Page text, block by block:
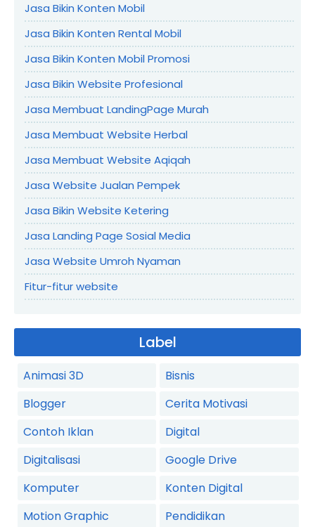
Jasa Bikin Konten Mobil
Jasa Bikin Konten Rental Mobil
Jasa Bikin Konten Mobil Promosi
Jasa Bikin Website Profesional
Jasa Membuat LandingPage Murah
Jasa Membuat Website Herbal
Jasa Membuat Website Aqiqah
Jasa Website Jualan Pempek
Jasa Bikin Website Ketering
Jasa Landing Page Sosial Media
Jasa Website Umroh Nyaman
Fitur-fitur website
Label
Animasi 3D
Bisnis
Blogger
Cerita Motivasi
Contoh Iklan
Digital
Digitalisasi
Google Drive
Komputer
Konten Digital
Motion Graphic
Pendidikan